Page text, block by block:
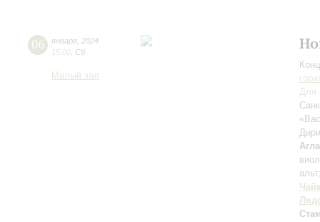
06 января 2024
15:00 Сб
Малый зал
Для